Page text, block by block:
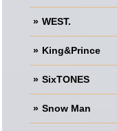
WEST.
King&Prince
SixTONES
Snow Man